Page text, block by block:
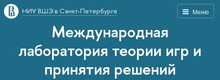
Меню
НИУ ВШЭ в Санкт-Петербурге
Международная
лаборатория теории игр и
принятия решений